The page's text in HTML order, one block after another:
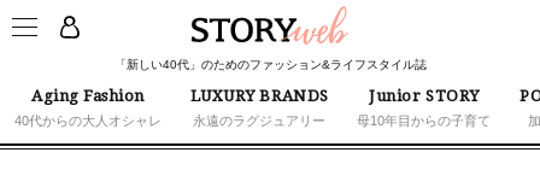
「新しい40代」のためのファッション&ライフスタイル誌
Aging Fashion
40代からの大人オシャレ
LUXURY BRANDS
永遠のラグジュアリー
Junior STORY
母10年目からの子育て